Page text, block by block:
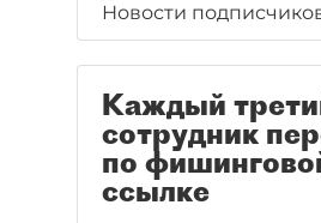
Новости
Каждый
сотрудник
по
ссылке